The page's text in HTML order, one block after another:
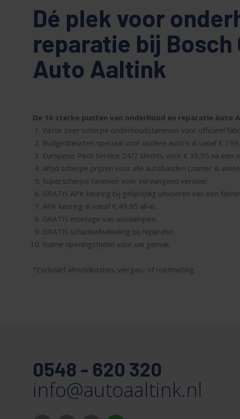
Dé plek voor
reparatie bij Bosch
Auto Aaltink
De 10 sterke punten van onderhoud en reparatie Auto
Vaste zeer scherpe onderhoudstarieven voor officieel
Budgetbeurten speciaal voor oudere auto’s al vanaf €
Europese Pech Service 24/7 slechts voor € 39,95 na
Altijd scherpe prijzen voor alle autobanden (zomer &
Superscherpe tarieven voor vervangend vervoer.
GRATIS APK keuring bij gelijktijdig uitvoeren van een
APK keuring al vanaf € 49,95 all-in.
GRATIS montage van autolampen.
GRATIS schadeafwikkeling bij reparatie.
Ruime openingstijden voor uw gemak.
*Exclusief afmeldkosten, viergas- of roetmeting.
0548 - 620 320
info@autoaaltink.nl